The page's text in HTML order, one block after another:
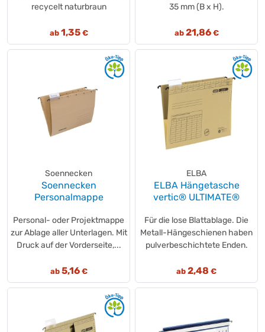
recycelt naturbraun
ab 1,35€
35 mm (B x H).
ab 21,86€
Soennecken
Soennecken
Personalmappe
Personal- oder Projektmappe
zur Ablage aller Unterlagen. Mit
Druck auf der Vorderseite,...
ab 5,16€
ELBA
ELBA Hängetasche
vertic® ULTIMATE®
Für die lose Blattablage. Die
Metall-Hängeschienen haben
pulverbeschichtete Enden.
ab 2,48 €